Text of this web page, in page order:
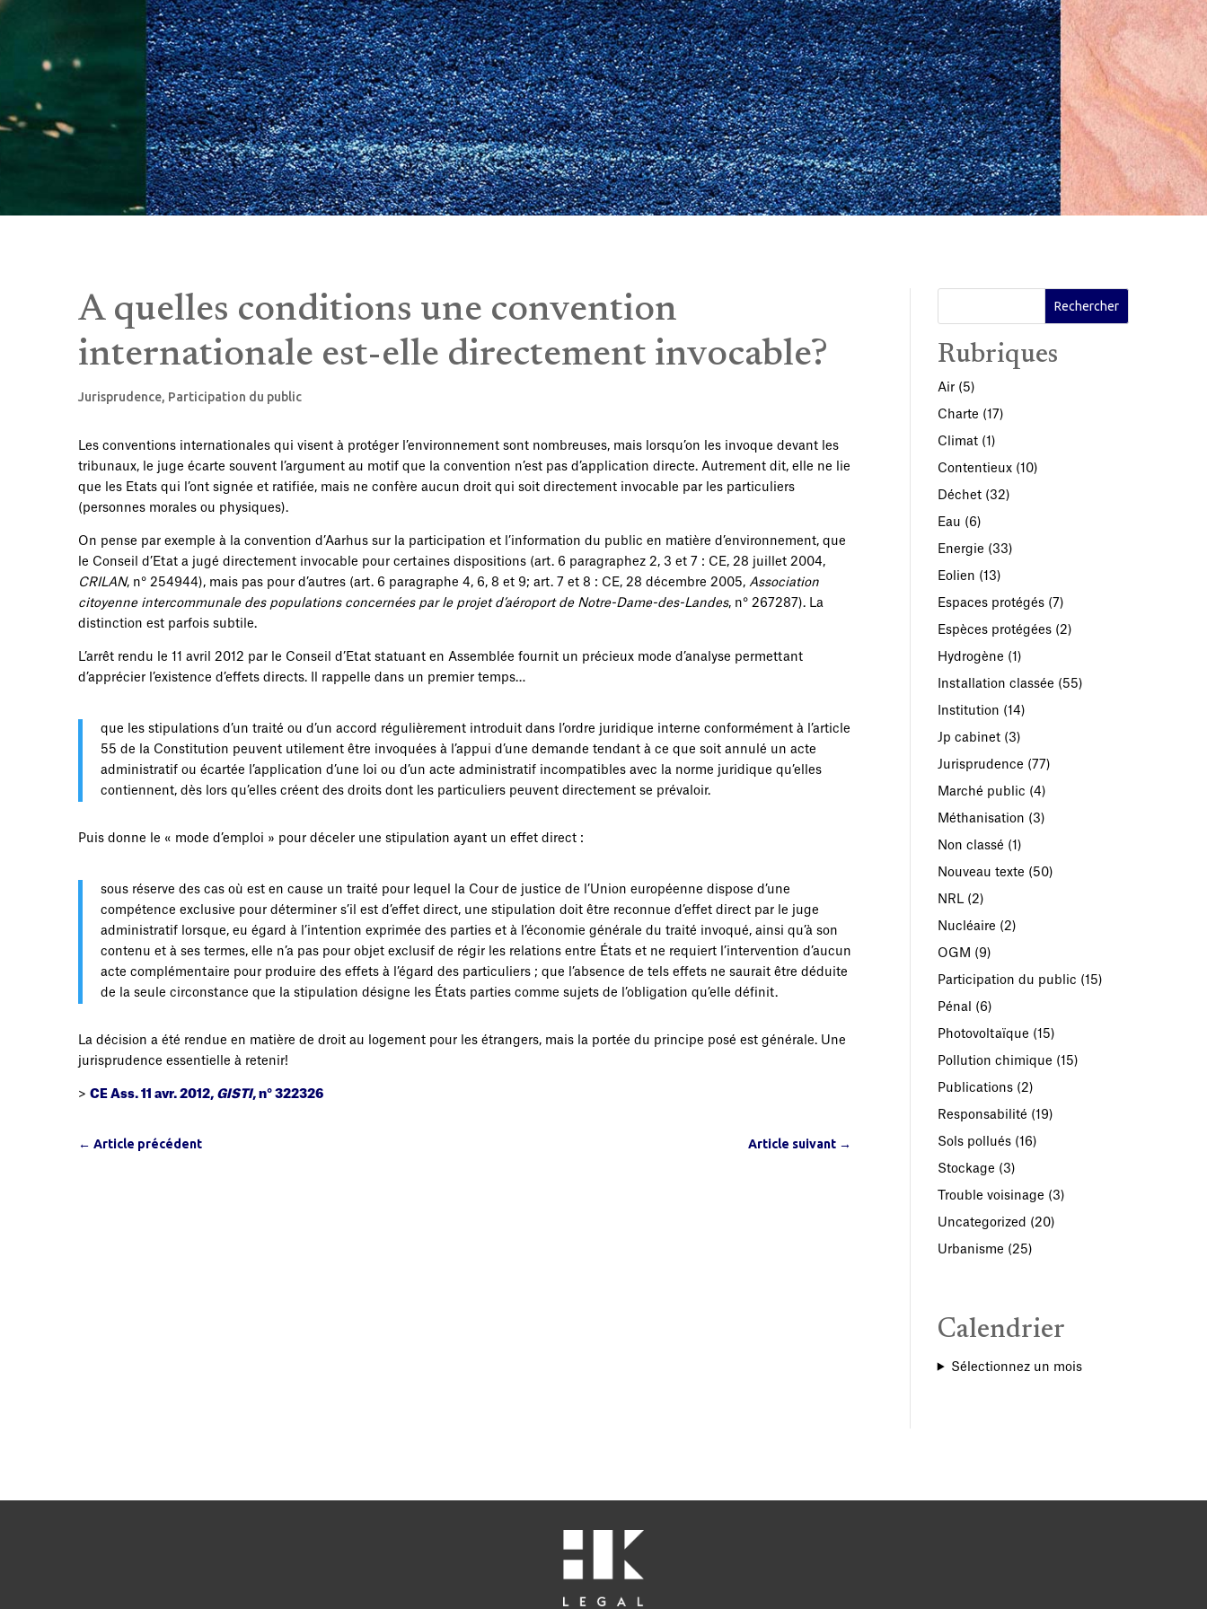
A quelles conditions une convention
internationale est-elle directement invocable?
Jurisprudence, Participation du public
Les conventions internationales qui visent à protéger l’environnement sont nombreuses, mais lorsqu’on les invoque devant les
tribunaux, le juge écarte souvent l’argument au motif que la convention n’est pas d’application directe. Autrement dit, elle ne lie
que les Etats qui l’ont signée et ratifiée, mais ne confère aucun droit qui soit directement invocable par les particuliers
(personnes morales ou physiques).
On pense par exemple à la convention d’Aarhus sur la participation et l’information du public en matière d’environnement, que
le Conseil d’Etat a jugé directement invocable pour certaines dispositions (art. 6 paragraphez 2, 3 et 7 : CE, 28 juillet 2004,
CRILAN, n° 254944), mais pas pour d’autres (art. 6 paragraphe 4, 6, 8 et 9; art. 7 et 8 : CE, 28 décembre 2005, Association
citoyenne intercommunale des populations concernées par le projet d’aéroport de Notre-Dame-des-Landes, n° 267287). La
distinction est parfois subtile.
L’arrêt rendu le 11 avril 2012 par le Conseil d’Etat statuant en Assemblée fournit un précieux mode d’analyse permettant
d’apprécier l’existence d’effets directs. Il rappelle dans un premier temps…
que les stipulations d’un traité ou d’un accord régulièrement introduit dans l’ordre juridique interne conformément à l’article
55 de la Constitution peuvent utilement être invoquées à l’appui d’une demande tendant à ce que soit annulé un acte
administratif ou écartée l’application d’une loi ou d’un acte administratif incompatibles avec la norme juridique qu’elles
contiennent, dès lors qu’elles créent des droits dont les particuliers peuvent directement se prévaloir.
Puis donne le « mode d’emploi » pour déceler une stipulation ayant un effet direct :
sous réserve des cas où est en cause un traité pour lequel la Cour de justice de l’Union européenne dispose d’une
compétence exclusive pour déterminer s’il est d’effet direct, une stipulation doit être reconnue d’effet direct par le juge
administratif lorsque, eu égard à l’intention exprimée des parties et à l’économie générale du traité invoqué, ainsi qu’à son
contenu et à ses termes, elle n’a pas pour objet exclusif de régir les relations entre États et ne requiert l’intervention d’aucun
acte complémentaire pour produire des effets à l’égard des particuliers ; que l’absence de tels effets ne saurait être déduite
de la seule circonstance que la stipulation désigne les États parties comme sujets de l’obligation qu’elle définit.
La décision a été rendue en matière de droit au logement pour les étrangers, mais la portée du principe posé est générale. Une
jurisprudence essentielle à retenir!
> CE Ass. 11 avr. 2012, GISTI, n° 322326
← Article précédent Article suivant →
Rubriques
Air(5)
Charte (17)
Climat(1)
Contentieux(10)
Déchet(32)
Eau (6)
Energie (33)
Eolien (13)
Espaces protégés(7)
Espèces protégées(2)
Hydrogène (1)
Installation classée (55)
Institution (14)
Jp cabinet(3)
Jurisprudence (77)
Marché public (4)
Méthanisation (3)
Non classé (1)
Nouveau texte (50)
NRL(2)
Nucléaire (2)
OGM (9)
Participation du public (15)
Pénal (6)
Photovoltaïque (15)
Pollution chimique (15)
Publications(2)
Responsabilité (19)
Sols pollués(16)
Stockage (3)
Trouble voisinage (3)
Uncategorized (20)
Urbanisme (25)
Calendrier
Sélectionnez un mois